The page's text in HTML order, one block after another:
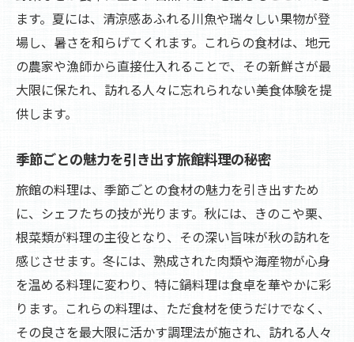
冬の旅館で心も体も温まる鍋料理の贅沢
冬を満喫する旅館の鍋料理の魅力
旅館で味わう心温まる冬の鍋料理
体も心も温まる旅館の冬の味覚
冬の旅館で堪能する鍋料理の深い味わい
旅館で感じる四季折々の自然と美食の共演
自然の恵みを活かした旅館の美食体験
旅館で味わう四季の美食と自然の調和
四季折々の自然を旅館の食事で感じる
旅館の食卓で楽しむ自然と美食の共演
四季の変化を楽しむ旅館の特別料理
ます。夏には、清涼感あふれる川魚や瑞々しい果物が登
場し、暑さを和らげてくれます。これらの食材は、地元
の農家や漁師から直接仕入れることで、その新鮮さが最
大限に保たれ、訪れる人々に忘れられない美食体験を提
供します。
季節ごとの魅力を引き出す旅館料理の秘密
旅館の料理は、季節ごとの食材の魅力を引き出すため
に、シェフたちの技が光ります。秋には、きのこや栗、
根菜類が料理の主役となり、その深い旨味が秋の訪れを
感じさせます。冬には、熟成された肉類や海産物が心身
を温める料理に変わり、特に鍋料理は食卓を華やかに彩
ります。これらの料理は、ただ食材を使うだけでなく、
その良さを最大限に活かす調理法が施され、訪れる人々